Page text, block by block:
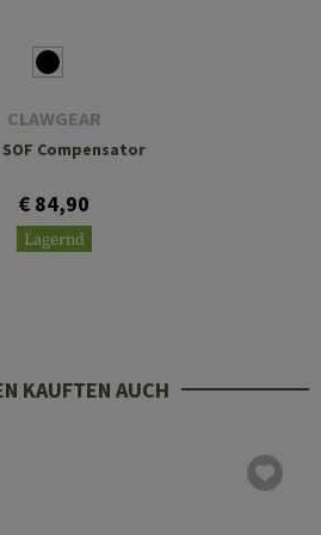
CLAWGEAR
SOF Compensator
€ 84,90
Lagernd
KAUFTEN AUCH